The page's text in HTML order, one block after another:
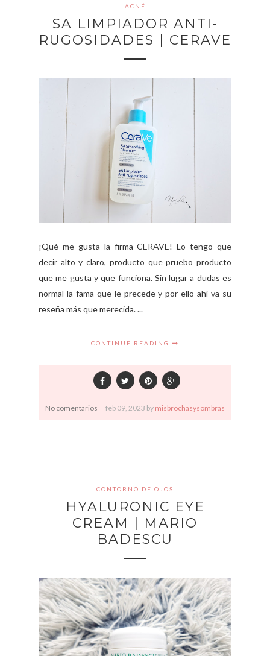
ACNÉ
SA LIMPIADOR ANTI-
RUGOSIDADES | CERAVE
¡Qué me gusta la firma CERAVE! Lo tengo que
decir alto y claro, producto que pruebo producto
que me gusta y que funciona. Sin lugar a dudas es
normal la fama que le precede y por ello ahí va su
reseña más que merecida. ...
CONTINUE READING
No comentarios feb 09, 2023 by misbrochasysombras
CONTORNO DE OJOS
HYALURONIC EYE
CREAM | MARIO
BADESCU